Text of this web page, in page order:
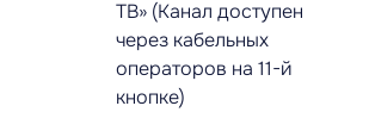
ТВ» (Канал доступен
через кабельных
операторов на 11-й
кнопке)